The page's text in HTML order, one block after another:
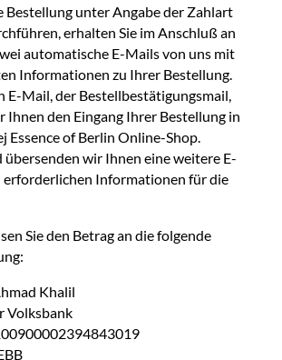
Bestellung unter Angabe der Zahlart
erhalten Sie im Anschluß an
automatische E-Mails von uns mit
Informationen zu Ihrer Bestellung.
E-Mail, der Bestellbestätigungsmail,
Ihnen den Eingang Ihrer Bestellung in
Essence of Berlin Online-Shop.
wir Ihnen eine weitere E-
erforderlichen Informationen für die
Sie den Betrag an die folgende
Khalil
Volksbank